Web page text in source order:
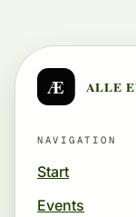
Æ ALLE
NAVIGATION
Start
Events